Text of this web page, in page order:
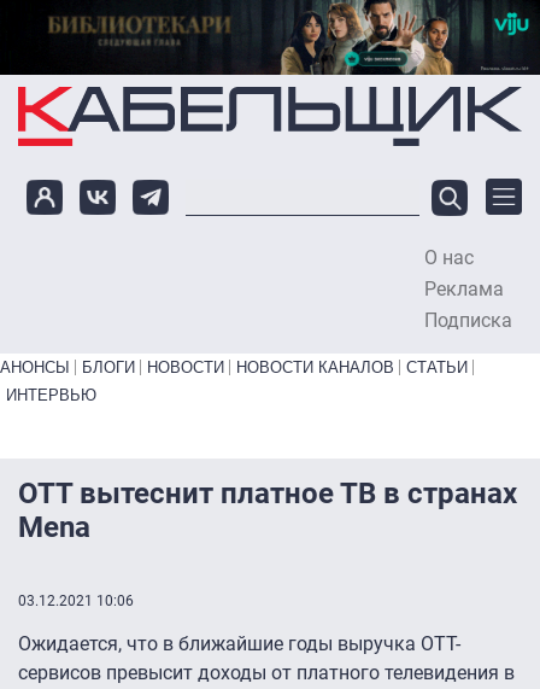
Перейти к основному содержанию
О нас
Реклама
Подписка
Primary links bottom
АНОНСЫ БЛОГИ НОВОСТИ НОВОСТИ КАНАЛОВ
СТАТЬИ
ИНТЕРВЬЮ
OTT вытеснит платное ТВ в странах
Mena
03.12.2021 10:06
Ожидается, что в ближайшие годы выручка OTT-
сервисов превысит доходы от платного телевидения в